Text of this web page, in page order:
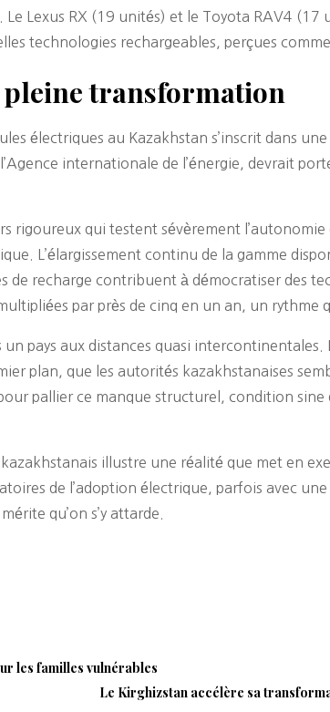
Le Lexus RX (19 unités) et le Toyota RAV4
technologies rechargeables, perçues comme
transformation
électriques au Kazakhstan s’inscrit dans
internationale de l’énergie, devrait
rigoureux qui testent sévèrement l’autonomie
L’élargissement continu de la gamme
de recharge contribuent à démocratiser des
par près de cinq en un an, un rythme
pays aux distances quasi
plan, que les autorités kazakhstanaises
pallier ce manque structurel, condition sine
illustre une réalité que met en
de l’adoption électrique, parfois avec
qu’on s’y attarde.
les familles vulnérables
Le Kirghizstan accélère sa